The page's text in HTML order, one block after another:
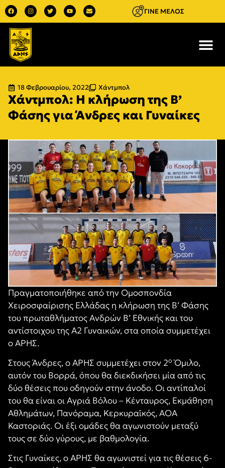
ΓΙΝΕ ΜΕΛΟΣ
18 Φεβρουαρίου, 2022 Χάντμπολ
Χάντμπολ: Η κλήρωση της Β’
Φάσης για Άνδρες και Γυναίκες
Πραγματοποιήθηκε από την Ομοσπονδία
Χειροσφαίρισης Ελλάδας η κλήρωση της Β’ Φάσης
του πρωταθλήματος Ανδρών Β’ Εθνικής και του
αντίστοιχου της Α2 Γυναικών, στα οποία συμμετέχει
ο ΑΡΗΣ.
Στους Άνδρες, ο ΑΡΗΣ συμμετέχει στον 2ο Όμιλο,
αυτόν του Βορρά, όπου θα διεκδικήσει μία από τις
δύο θέσεις που οδηγούν στην άνοδο. Οι αντίπαλοί
του θα είναι οι Αγριά Βόλου – Κένταυρος, Εκμάθηση
Αθλημάτων, Πανόραμα, Κερκυραϊκός, ΑΟΑ
Καστοριάς. Οι έξι ομάδες θα αγωνιστούν μεταξύ
τους σε δύο γύρους, με βαθμολογία.
Στις Γυναίκες, ο ΑΡΗΣ θα αγωνιστεί για τις θέσεις 6-